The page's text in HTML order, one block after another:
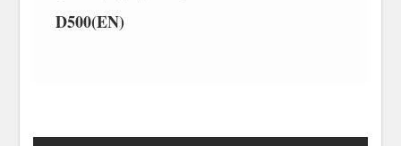
D500(EN)